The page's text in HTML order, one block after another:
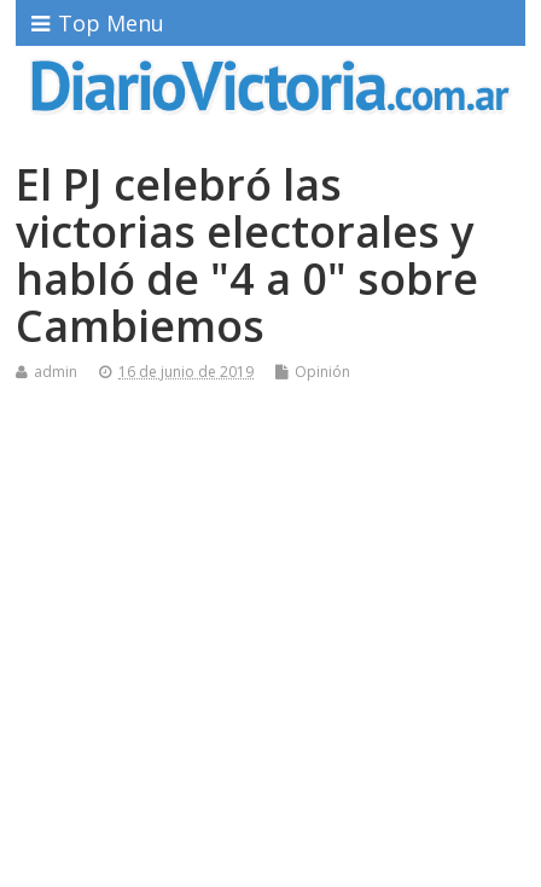
Top Menu
El PJ celebró las
victorias electorales y
habló de "4 a 0" sobre
Cambiemos
admin 16 de junio de 2019 Opinión